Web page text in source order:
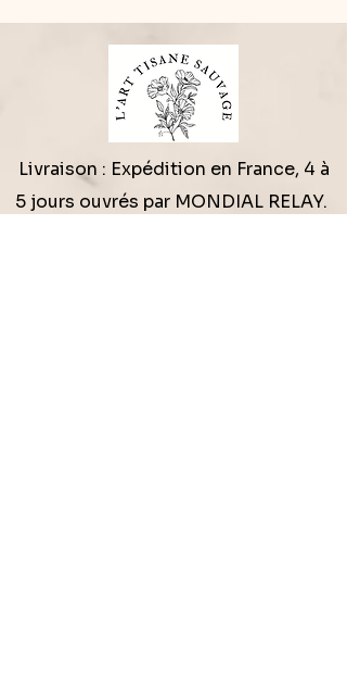
Livraison : Expédition en France, 4 à
5 jours ouvrés par MONDIAL RELAY.